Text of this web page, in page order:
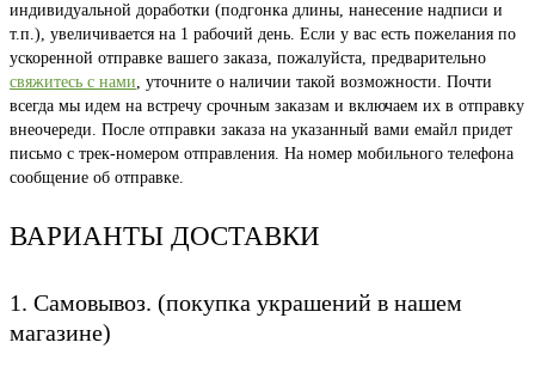
индивидуальной доработки (подгонка длины, нанесение надписи и
т.п.), увеличивается на 1 рабочий день. Если у вас есть пожелания по
ускоренной отправке вашего заказа, пожалуйста, предварительно
свяжитесь с нами, уточните о наличии такой возможности. Почти
всегда мы идем на встречу срочным заказам и включаем их в отправку
внеочереди. После отправки заказа на указанный вами емайл придет
письмо с трек-номером отправления. На номер мобильного телефона
сообщение об отправке.
ВАРИАНТЫ ДОСТАВКИ
1. Самовывоз. (покупка украшений в нашем
магазине)